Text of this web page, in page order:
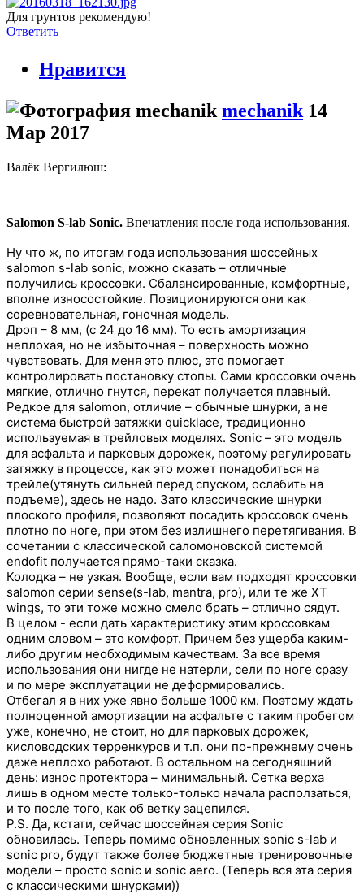
Для грунтов рекомендую!
Ответить
Нравится
mechanik 14
Мар 2017
Валёк Вергилюш:
Salomon S-lab Sonic. Впечатления после года использования.
Ну что ж, по итогам года использования шоссейных
salomon s-lab sonic, можно сказать – отличные
получились кроссовки. Сбалансированные, комфортные,
вполне износостойкие. Позиционируются они как
соревновательная, гоночная модель.
Дроп – 8 мм, (с 24 до 16 мм). То есть амортизация
неплохая, но не избыточная – поверхность можно
чувствовать. Для меня это плюс, это помогает
контролировать постановку стопы. Сами кроссовки очень
мягкие, отлично гнутся, перекат получается плавный.
Редкое для salomon, отличие – обычные шнурки, а не
система быстрой затяжки quicklace, традиционно
используемая в трейловых моделях. Sonic – это модель
для асфальта и парковых дорожек, поэтому регулировать
затяжку в процессе, как это может понадобиться на
трейле(утянуть сильней перед спуском, ослабить на
подъеме), здесь не надо. Зато классические шнурки
плоского профиля, позволяют посадить кроссовок очень
плотно по ноге, при этом без излишнего перетягивания. В
сочетании с классической саломоновской системой
endofit получается прямо-таки сказка.
Колодка – не узкая. Вообще, если вам подходят кроссовки
salomon серии sense(s-lab, mantra, pro), или те же XT
wings, то эти тоже можно смело брать – отлично сядут.
В целом - если дать характеристику этим кроссовкам
одним словом – это комфорт. Причем без ущерба каким-
либо другим необходимым качествам. За все время
использования они нигде не натерли, сели по ноге сразу
и по мере эксплуатации не деформировались.
Отбегал я в них уже явно больше 1000 км. Поэтому ждать
полноценной амортизации на асфальте с таким пробегом
уже, конечно, не стоит, но для парковых дорожек,
кисловодских терренкуров и т.п. они по-прежнему очень
даже неплохо работают. В остальном на сегодняшний
день: износ протектора – минимальный. Сетка верха
лишь в одном месте только-только начала расползаться,
и то после того, как об ветку зацепился.
P.S. Да, кстати, сейчас шоссейная серия Sonic
обновилась. Теперь помимо обновленных sonic s-lab и
sonic pro, будут также более бюджетные тренировочные
модели – просто sonic и sonic aero. (Теперь вся эта серия
с классическими шнурками))